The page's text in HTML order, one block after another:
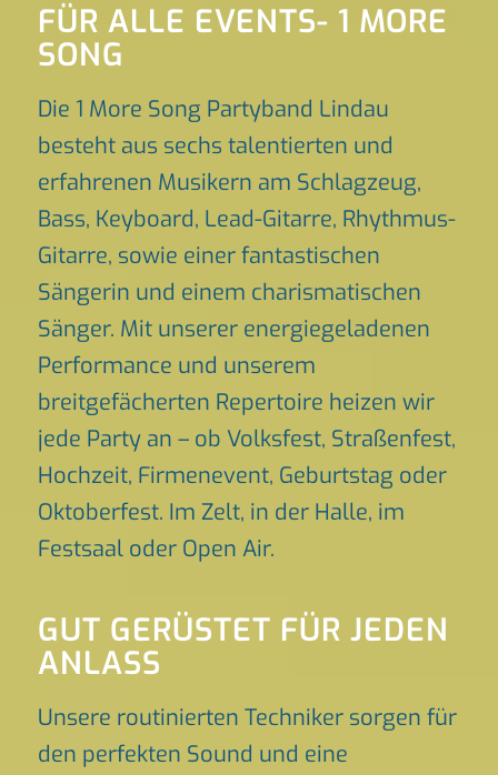
FÜR ALLE EVENTS- 1 MORE
SONG
Die 1 More Song Partyband Lindau
besteht aus sechs talentierten und
erfahrenen Musikern am Schlagzeug,
Bass, Keyboard, Lead-Gitarre, Rhythmus-
Gitarre, sowie einer fantastischen
Sängerin und einem charismatischen
Sänger. Mit unserer energiegeladenen
Performance und unserem
breitgefächerten Repertoire heizen wir
jede Party an – ob Volksfest, Straßenfest,
Hochzeit, Firmenevent, Geburtstag oder
Oktoberfest. Im Zelt, in der Halle, im
Festsaal oder Open Air.
GUT GERÜSTET FÜR JEDEN
ANLASS
Unsere routinierten Techniker sorgen für
den perfekten Sound und eine